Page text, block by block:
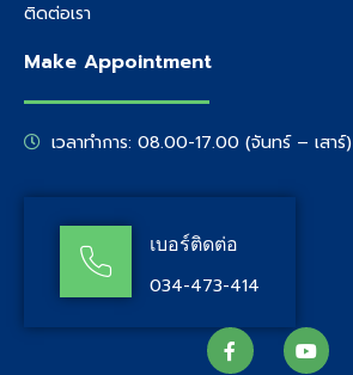
ติดต่อเรา
Make Appointment
เวลาทำการ: 08.00-17.00 (จันทร์ – เสาร์)
เบอร์ติดต่อ
034-473-414